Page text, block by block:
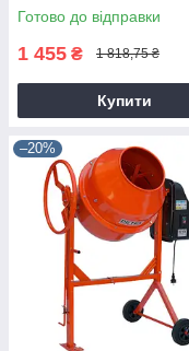
Готово до відправки
1 455 ₴ 1 818,75 ₴
Купити
–20%